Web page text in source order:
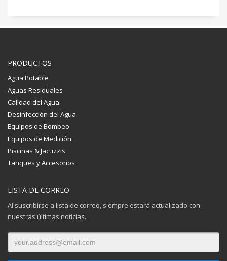
PRODUCTOS
Agua Potable
Aguas Residuales
Calidad del Agua
Desinfección del Agua
Equipos de Bombeo
Equipos de Medición
Piscinas & Jacuzzis
Tanques y Accesorios
LISTA DE CORREO
Al suscribirse a lista de correo, siempre estará actualizado con
nuestras últimas noticias.